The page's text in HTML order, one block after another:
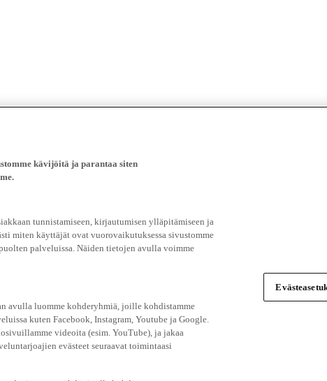
kävijöitä ja parantaa siten
tunnistamiseen, kirjautumisen ylläpitämiseen ja
miten käyttäjät ovat vuorovaikutuksessa sivustomme
palveluissa. Näiden tietojen avulla voimme
avulla luomme kohderyhmiä, joille kohdistamme
kuten Facebook, Instagram, Youtube ja Google.
videoita (esim. YouTube), ja jakaa
evästeet seuraavat toimintaasi